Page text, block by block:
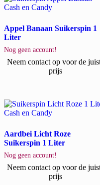
Appel Banaan Suikerspin 1
Liter
Nog geen account!
Neem contact op voor de
prijs
Aardbei Licht Roze
Suikerspin 1 Liter
Nog geen account!
Neem contact op voor de
prijs